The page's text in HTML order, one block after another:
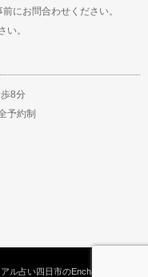
にお問合わせください。
い。
8分
予約制
ル占い四日市のEnchantMent